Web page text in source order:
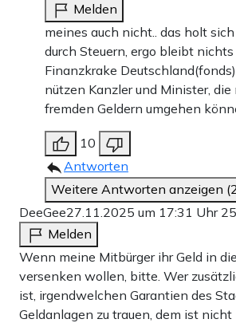
Melden
meines auch nicht.. das holt
durch Steuern, ergo bleibt nichts
Finanzkrake
nützen Kanzler und Minister,
fremden Geldern umgehen
10
Antworten
Weitere Antworten anzeigen
DeeGee27.11.2025 um 17:31 Uhr
Melden
Wenn meine Mitbürger ihr Geld in
versenken wollen, bitte. Wer
ist, irgendwelchen Garantien des
Geldanlagen zu trauen, dem ist nicht